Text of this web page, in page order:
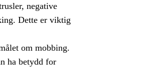
negative
Dette er viktig
om mobbing.
ha betydd for